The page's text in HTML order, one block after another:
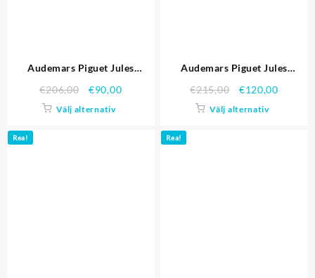
Audemars Piguet Jules
€206,00 €90,00
Välj alternativ
Audemars Piguet Jules
€215,00 €120,00
Välj alternativ
Rea! Rea!